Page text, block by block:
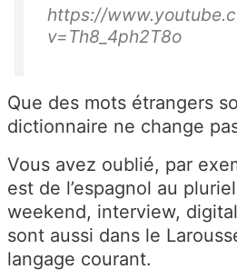
https://
v=Th8_4ph2T8o
Que des mots étrangers
dictionnaire ne change
Vous avez oublié, par
est de l’espagnol au
weekend, interview,
sont aussi dans le
langage courant.